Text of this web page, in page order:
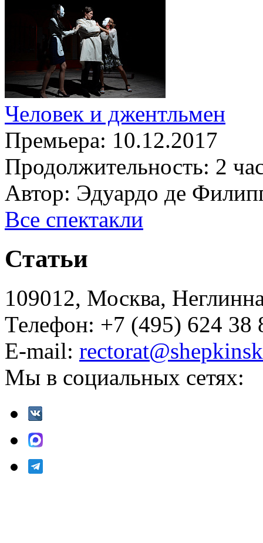
Человек и джентльмен
Премьера: 10.12.2017
Продолжительность: 2
Автор: Эдуардо де
Все спектакли
Статьи
109012, Москва,
Телефон: +7 (495) 624 38
E-mail:
Мы в социальных сетях: